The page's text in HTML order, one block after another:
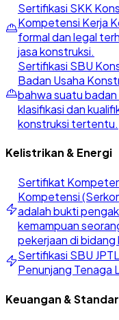
Sertifikasi SKK
Kompetensi Kerja
formal dan legal
jasa konstruksi.
Sertifikasi SBU
Badan Usaha
bahwa suatu badan
klasifikasi dan
konstruksi tertentu.
Kelistrikan & Energi
Sertifikat
Kompetensi
adalah bukti
kemampuan
pekerjaan di
Sertifikasi SBU JPTL
Penunjang Tenaga
Keuangan & Standar